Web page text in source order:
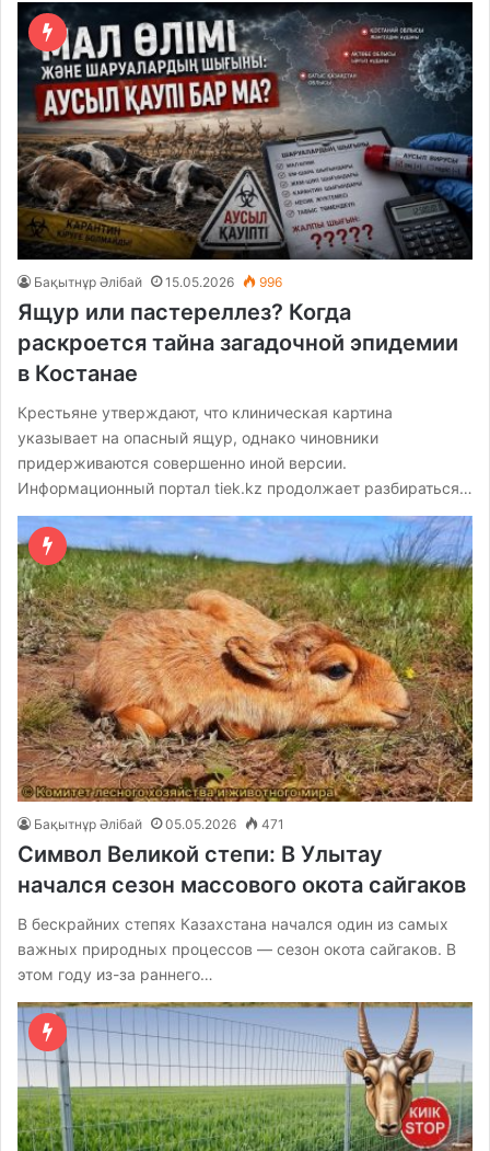
Бақытнұр Әлібай 15.05.2026 996
Ящур или пастереллез? Когда
раскроется тайна загадочной эпидемии
в Костанае
Крестьяне утверждают, что клиническая картина
указывает на опасный ящур, однако чиновники
придерживаются совершенно иной версии.
Информационный портал tiek.kz продолжает разбираться…
Бақытнұр Әлібай 05.05.2026 471
Символ Великой степи: В Улытау
начался сезон массового окота сайгаков
В бескрайних степях Казахстана начался один из самых
важных природных процессов — сезон окота сайгаков. В
этом году из-за раннего…